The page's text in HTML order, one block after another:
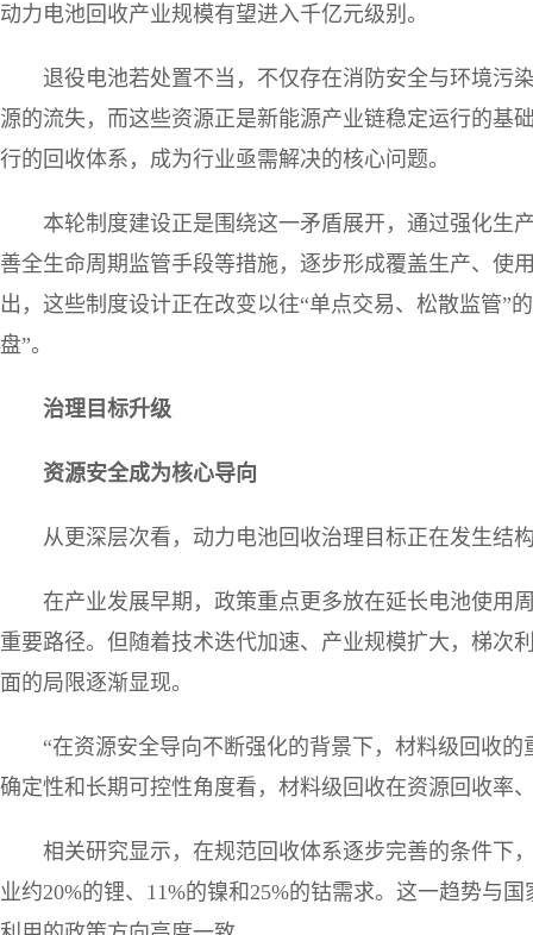
动力电池回收产业规模有望进入千亿元级别。
退役电池若处置不当，不仅存在消防安全与环境污
源的流失，而这些资源正是新能源产业链稳定运行的基
行的回收体系，成为行业亟需解决的核心问题。
本轮制度建设正是围绕这一矛盾展开，通过强化生
善全生命周期监管手段等措施，逐步形成覆盖生产、使
出，这些制度设计正在改变以往“单点交易、松散监管”
盘”。
治理目标升级
资源安全成为核心导向
从更深层次看，动力电池回收治理目标正在发生结
在产业发展早期，政策重点更多放在延长电池使用
重要路径。但随着技术迭代加速、产业规模扩大，梯次
面的局限逐渐显现。
“在资源安全导向不断强化的背景下，材料级回收
确定性和长期可控性角度看，材料级回收在资源回收率
相关研究显示，在规范回收体系逐步完善的条件下
业约20%的锂、11%的镍和25%的钴需求。这一趋势与